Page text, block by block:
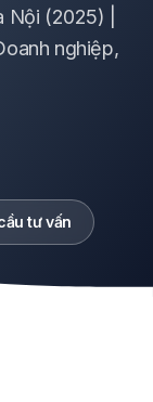
(2025) |
nghiệp,
tư vấn